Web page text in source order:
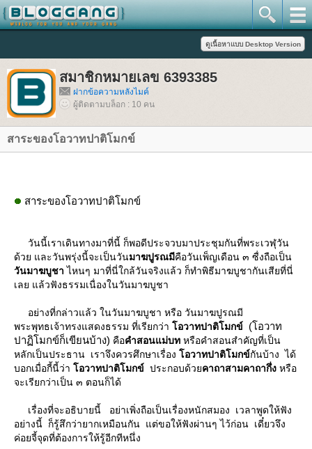
สมาชิกหมายเลข 6393385
ฝากข้อความหลังไมค์
ผู้ติดตามบล็อก : 10 คน
สาระของโอวาทปาติโมกข์
สาระของโอวาทปาติโมกข์
วันนี้เราเดินทางมาที่นี้ ก็พอดีประจวบมาประชุมกันที่พระเวฬุวัน
ด้วย และวันพรุ่งนี้จะเป็นวันมาฆปูรณมีคือวันเพ็ญเดือน ๓ ซื่งถือเป็น
วันมาฆบูชา ไหนๆ มาที่นี่ใกล้วันจริงแล้ว ก็ทําพิธีมาฆบูชากันเสียที่นี่
เลย แล้วฟังธรรมเนื่องในวันมาฆบูชา
อย่างที่กล่าวแล้ว ในวันมาฆบูชา หรือ วันมาฆปูรณมี
พระพุทธเจ้าทรงแสดงธรรม ที่เรียกว่า อวาทปาติโมกข์
(โอวาท
ปาฏิโมกข์ก็เขียนบ้าง) คือคําสอนแม่บท หรือคําสอนสําคัญที่เป็น
หลักเป็นประธาน เราจึงควรศึกษาเรื่อง อวาทปาติโมกข์กันบ้าง ได้
บอกเมื่อกี้นี้ว่า อวาทปาติโมกข์ ประกอบด้วคาถาสามคาถากึ่ง หรือ
จะเรียกว่าเป็น ๓ ตอนก็ได้
เรื่องที่จะอธิบายนี้ อย่าเพิ่งถือเป็นเรื่องหนักสมอง เวลาพูดให้ฟัง
อย่างนี้ ก็รู้สึกว่ายากเหมือนกัน แต่ขอให้ฟังผ่านๆ ไว้ก่อน เดี๋ยวจึง
ค่อยจี้จุดที่ต้องการให้รู้อีกทีหนึ่ง